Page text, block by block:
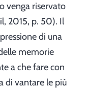
venga riservato
2015, p. 50). Il
di una
memorie
a che fare con
di vantare le più